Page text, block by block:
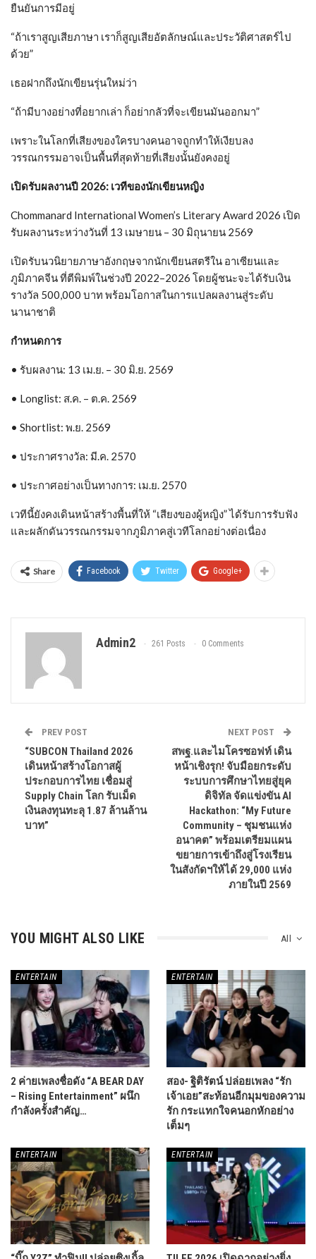
ยืนยันการมีอยู่
“ถ้าเราสูญเสียภาษา เราก็สูญเสียอัตลักษณ์และประวัติศาสตร์ไป
ด้วย”
เธอฝากถึงนักเขียนรุ่นใหม่ว่า
“ถ้ามีบางอย่างที่อยากเล่า ก็อย่ากลัวที่จะเขียนมันออกมา”
เพราะในโลกที่เสียงของใครบางคนอาจถูกทำให้เงียบลง
วรรณกรรมอาจเป็นพื้นที่สุดท้ายที่เสียงนั้นยังคงอยู่
เปิดรับผลงานปี 2026: เวทีของนักเขียนหญิง
Chommanard International Women’s Literary Award 2026 เปิด
รับผลงานระหว่างวันที่ 13 เมษายน – 30 มิถุนายน 2569
เปิดรับนวนิยายภาษาอังกฤษจากนักเขียนสตรีใน อาเซียนและ
ภูมิภาคจีน ที่ตีพิมพ์ในช่วงปี 2022–2026 โดยผู้ชนะจะได้รับเงิน
รางวัล 500,000 บาท พร้อมโอกาสในการแปลผลงานสู่ระดับ
นานาชาติ
กำหนดการ
• รับผลงาน: 13 เม.ย. – 30 มิ.ย. 2569
• Longlist: ส.ค. – ต.ค. 2569
• Shortlist: พ.ย. 2569
• ประกาศรางวัล: มี.ค. 2570
• ประกาศอย่างเป็นทางการ: เม.ย. 2570
เวทีนี้ยังคงเดินหน้าสร้างพื้นที่ให้ “เสียงของผู้หญิง” ได้รับการรับฟัง
และผลักดันวรรณกรรมจากภูมิภาคสู่เวทีโลกอย่างต่อเนื่อง
Share Facebook Twitter Google+
Admin2 261 Posts 0 Comments
PREV POST
“SUBCON Thailand 2026
เดินหน้าสร้างโอกาสผู้
ประกอบการไทย เชื่อมสู่
Supply Chain โลก รับเม็ด
เงินลงทุนทะลุ 1.87 ล้านล้าน
บาท”
NEXT POST
สพฐ.และไมโครซอฟท์ เดิน
หน้าเชิงรุก! จับมือยกระดับ
ระบบการศึกษาไทยสู่ยุค
ดิจิทัล จัดแข่งขัน AI
Hackathon: “My Future
Community – ชุมชนแห่ง
อนาคต” พร้อมเตรียมแผน
ขยายการเข้าถึงสู่โรงเรียน
ในสังกัดฯให้ได้ 29,000 แห่ง
ภายในปี 2569
All
YOU MIGHT ALSO LIKE
ENTERTAIN
2 ค่ายเพลงชื่อดัง “A BEAR DAY
– Rising Entertainment” ผนึก
กำลังครั้งสำคัญ…
ENTERTAIN
สอง- ฐิติรัตน์ ปล่อยเพลง “รัก
เจ้าเอย”สะท้อนอีกมุมของความ
รัก กระแทกใจคนอกหักอย่าง
เต็มๆ
ENTERTAIN ENTERTAIN